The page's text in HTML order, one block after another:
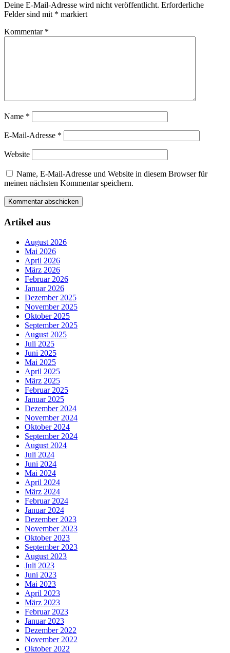
Deine E-Mail-Adresse wird nicht veröffentlicht. Erforderliche
Felder sind mit * markiert
Kommentar *
Name *
E-Mail-Adresse *
Website
Name, E-Mail-Adresse und Website in diesem Browser für
meinen nächsten Kommentar speichern.
Artikel aus
August 2026
Mai 2026
April 2026
März 2026
Februar 2026
Januar 2026
Dezember 2025
November 2025
Oktober 2025
September 2025
August 2025
Juli 2025
Juni 2025
Mai 2025
April 2025
März 2025
Februar 2025
Januar 2025
Dezember 2024
November 2024
Oktober 2024
September 2024
August 2024
Juli 2024
Juni 2024
Mai 2024
April 2024
März 2024
Februar 2024
Januar 2024
Dezember 2023
November 2023
Oktober 2023
September 2023
August 2023
Juli 2023
Juni 2023
Mai 2023
April 2023
März 2023
Februar 2023
Januar 2023
Dezember 2022
November 2022
Oktober 2022